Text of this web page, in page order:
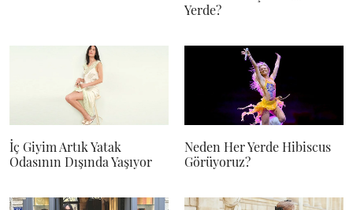
Yerde?
İç Giyim Artık Yatak
Odasının Dışında Yaşıyor
Neden Her Yerde Hibiscus
Görüyoruz?